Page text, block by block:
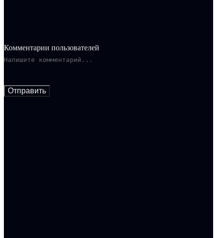
время как будто замирает. Встреча этих двух мужчин меняет
их судьбы кардинальным образом.
Комментарии пользователей
Отправить